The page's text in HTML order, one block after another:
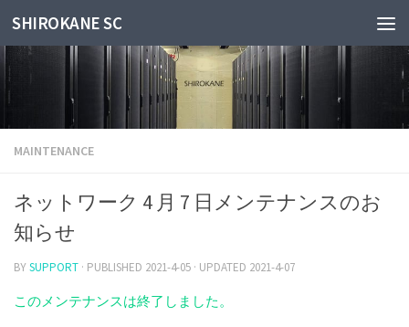
Skip to content
SHIROKANE SC
MAINTENANCE
ネットワーク 4 月 7 日メンテナンスのお
知らせ
BYSUPPORT · PUBLISHED 2021-4-05 · UPDATED 2021-4-07
このメンテナンスは終了しました。